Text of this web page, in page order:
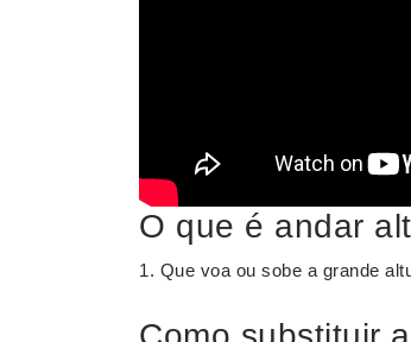
O que é andar
1. Que voa ou sobe a grande